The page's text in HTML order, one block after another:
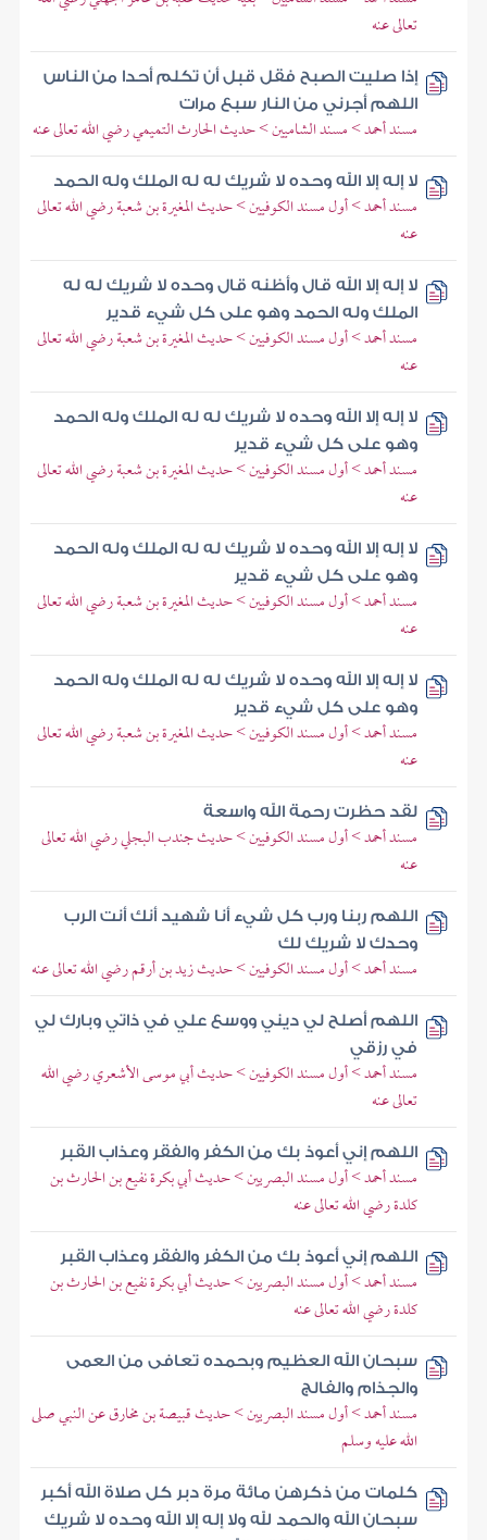
تعالى عنه
إذا صليت الصبح فقل قبل أن تكلم أحدا من الناس
اللهم أجرني من النار سبع مرات
مسند أحمد > مسند الشاميين > حديث الحارث التميمي رضي الله تعالى عنه
لا إله إلا الله وحده لا شريك له له الملك وله الحمد
مسند أحمد > أول مسند الكوفيين > حديث المغيرة بن شعبة رضي الله تعالى
عنه
لا إله إلا الله قال وأظنه قال وحده لا شريك له له
الملك وله الحمد وهو على كل شيء قدير
مسند أحمد > أول مسند الكوفيين > حديث المغيرة بن شعبة رضي الله تعالى
عنه
لا إله إلا الله وحده لا شريك له له الملك وله الحمد
وهو على كل شيء قدير
مسند أحمد > أول مسند الكوفيين > حديث المغيرة بن شعبة رضي الله تعالى
عنه
لا إله إلا الله وحده لا شريك له له الملك وله الحمد
وهو على كل شيء قدير
مسند أحمد > أول مسند الكوفيين > حديث المغيرة بن شعبة رضي الله تعالى
عنه
لا إله إلا الله وحده لا شريك له له الملك وله الحمد
وهو على كل شيء قدير
مسند أحمد > أول مسند الكوفيين > حديث المغيرة بن شعبة رضي الله تعالى
عنه
لقد حظرت رحمة الله واسعة
مسند أحمد > أول مسند الكوفيين > حديث جندب البجلي رضي الله تعالى
عنه
اللهم ربنا ورب كل شيء أنا شهيد أنك أنت الرب
وحدك لا شريك لك
مسند أحمد > أول مسند الكوفيين > حديث زيد بن أرقم رضي الله تعالى عنه
اللهم أصلح لي ديني ووسع علي في ذاتي وبارك لي
في رزقي
مسند أحمد > أول مسند الكوفيين > حديث أبي موسى الأشعري رضي الله
تعالى عنه
اللهم إني أعوذ بك من الكفر والفقر وعذاب القبر
مسند أحمد > أول مسند البصريين > حديث أبي بكرة نفيع بن الحارث بن
كلدة رضي الله تعالى عنه
اللهم إني أعوذ بك من الكفر والفقر وعذاب القبر
مسند أحمد > أول مسند البصريين > حديث أبي بكرة نفيع بن الحارث بن
كلدة رضي الله تعالى عنه
سبحان الله العظيم وبحمده تعافى من العمى
والجذام والفالج
مسند أحمد > أول مسند البصريين > حديث قبيصة بن مخارق عن النبي صلى
الله عليه وسلم
كلمات من ذكرهن مائة مرة دبر كل صلاة الله أكبر
سبحان الله والحمد لله ولا إله إلا الله وحده لا شريك